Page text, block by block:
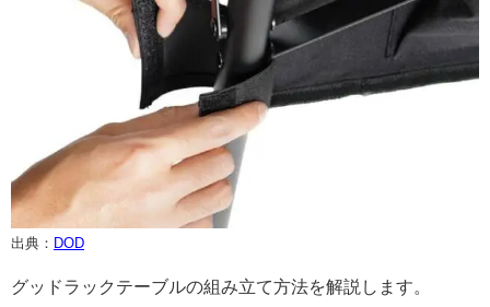
出典： DOD
グッドラックテーブルの組み立て方法を解説します。